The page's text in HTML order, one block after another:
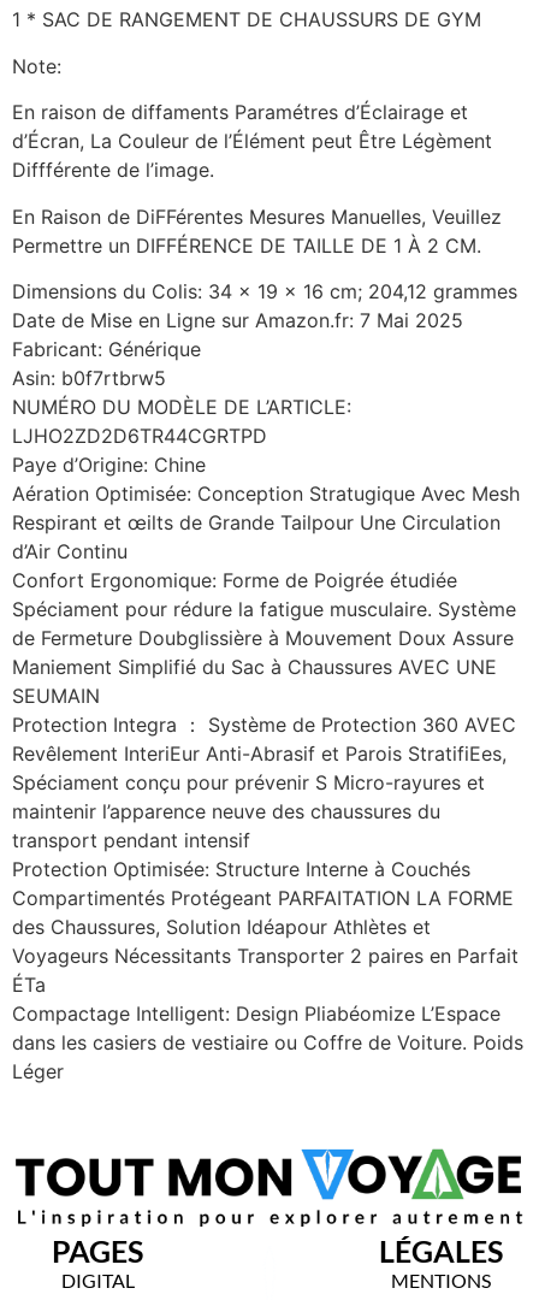
1 * SAC DE RANGEMENT DE CHAUSSURS DE GYM
Note:
En raison de diffaments Paramétres d’Éclairage et
d’Écran, La Couleur de l’Élément peut Être Légèment
Diffférente de l’image.
En Raison de DiFFérentes Mesures Manuelles, Veuillez
Permettre un DIFFÉRENCE DE TAILLE DE 1 À 2 CM.
Dimensions du Colis: 34 x 19 x 16 cm; 204,12 grammes
Date de Mise en Ligne sur Amazon.fr: 7 Mai 2025
Fabricant: Générique
Asin: b0f7rtbrw5
NUMÉRO DU MODÈLE DE L’ARTICLE:
LJHO2ZD2D6TR44CGRTPD
Paye d’Origine: Chine
Aération Optimisée: Conception Stratugique Avec Mesh
Respirant et œilts de Grande Tailpour Une Circulation
d’Air Continu
Confort Ergonomique: Forme de Poigrée étudiée
Spéciament pour rédure la fatigue musculaire. Système
de Fermeture Doubglissière à Mouvement Doux Assure
Maniement Simplifié du Sac à Chaussures AVEC UNE
SEUMAIN
Protection Integra ： Système de Protection 360 AVEC
Revêlement InteriEur Anti-Abrasif et Parois StratifiEes,
Spéciament conçu pour prévenir S Micro-rayures et
maintenir l’apparence neuve des chaussures du
transport pendant intensif
Protection Optimisée: Structure Interne à Couchés
Compartimentés Protégeant PARFAITATION LA FORME
des Chaussures, Solution Idéapour Athlètes et
Voyageurs Nécessitants Transporter 2 paires en Parfait
ÉTa
Compactage Intelligent: Design Pliabéomize L’Espace
dans les casiers de vestiaire ou Coffre de Voiture. Poids
Léger
PAGES
DIGITAL
LÉGALES
MENTIONS